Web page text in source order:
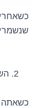
כשאתה